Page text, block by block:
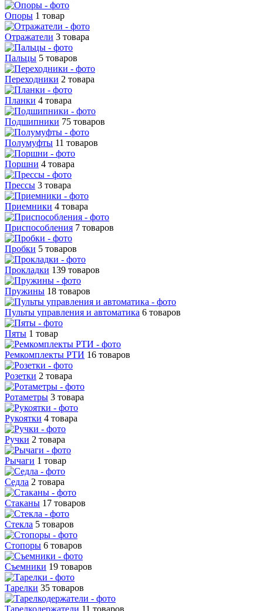
Опоры 1 товар
Отражатели 3 товара
Пальцы 5 товаров
Переходники 2 товара
Планки 4 товара
Подшипники 75 товаров
Полумуфты 11 товаров
Поршни 4 товара
Прессы 3 товара
Приемники 4 товара
Приспособления 7 товаров
Пробки 5 товаров
Прокладки 139 товаров
Пружины 18 товаров
Пульты управления и автоматика 6 товаров
Пяты 1 товар
Ремкомплекты РТИ 16 товаров
Розетки 2 товара
Ротаметры 3 товара
Рукоятки 4 товара
Ручки 2 товара
Рычаги 1 товар
Седла 2 товара
Стаканы 17 товаров
Стекла 5 товаров
Стопоры 6 товаров
Съемники 19 товаров
Тарелки 35 товаров
Тарелкодержатели 11 товаров